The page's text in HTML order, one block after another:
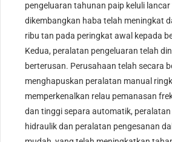
pengeluaran tahunan paip keluli lancar
dikembangkan haba telah meningkat
ribu tan pada peringkat awal kepada
Kedua, peralatan pengeluaran telah
berterusan. Perusahaan telah secara
menghapuskan peralatan manual
memperkenalkan relau pemanasan
dan tinggi separa automatik,
hidraulik dan peralatan pengesanan